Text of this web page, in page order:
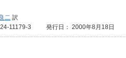
二 訳
11179-3 発行日： 2000年8月18日